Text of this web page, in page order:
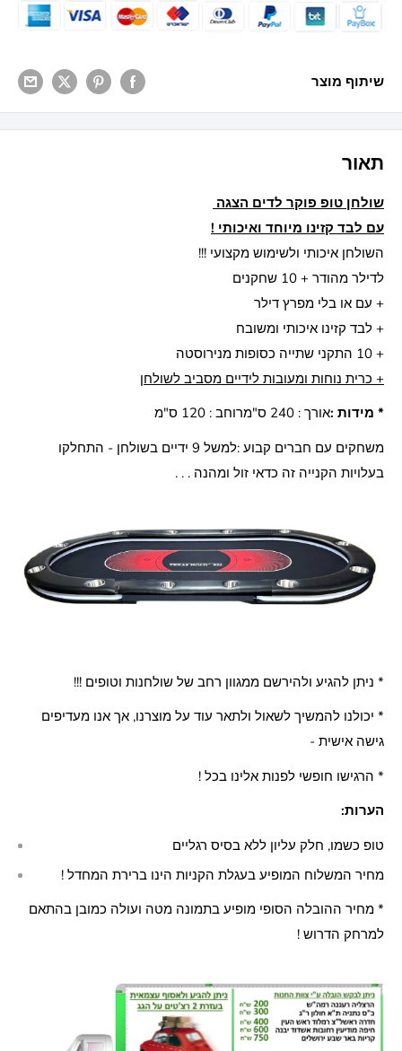
שיתוף מוצר
תאור
שולחן טופ פוקר לדים הצגה
עם לבד קזינו מיוחד ואיכותי !
השולחן איכותי ולשימוש מקצועי !!!
לדילר מהודר + 10 שחקנים
+ עם או בלי מפרץ דילר
+ לבד קזינו איכותי ומשובח
+ 10 התקני שתייה כסופות מנירוסטה
+ כרית נוחות ומעובות לידיים מסביב לשולחן
* מידות :אורך : 240 ס"מ
רוחב : 120 ס"מ
משחקים עם חברים קבוע :
למשל 9 ידיים בשולחן - התחלקו
בעלויות הקנייה זה כדאי זול ומהנה . . .
* ניתן להגיע ולהירשם ממגוון רחב של שולחנות וטופים !!!
* יכולנו להמשיך לשאול ולתאר עוד על מוצרנו, אך אנו מעדיפים
גישה אישית -
* הרגישו חופשי לפנות אלינו בכל !
הערות:
טופ כשמו, חלק עליון ללא בסיס רגליים
מחיר המשלוח המופיע בעגלת הקניות הינו ברירת המחדל !
* מחיר ההובלה הסופי מופיע בתמונה מטה ועולה כמובן בהתאם
למרחק הדרוש !